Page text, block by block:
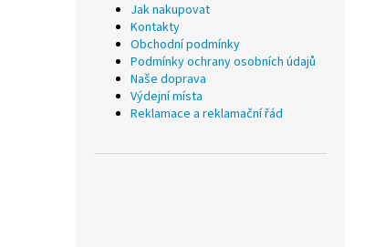
Jak nakupovat
Kontakty
Obchodní podmínky
Podmínky ochrany osobních údajů
Naše doprava
Výdejní místa
Reklamace a reklamační řád